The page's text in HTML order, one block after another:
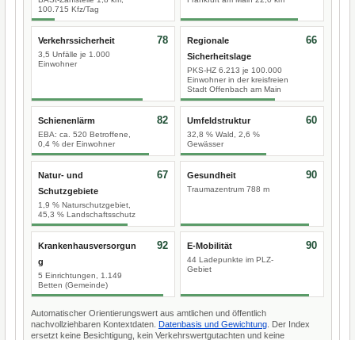
100.715 Kfz/Tag
Verkehrssicherheit
3,5 Unfälle je 1.000
Einwohner
78
Regionale
Sicherheitslage
PKS-HZ 6.213 je 100.000
Einwohner in der kreisfreien
Stadt Offenbach am Main
66
Schienenlärm
EBA: ca. 520 Betroffene,
0,4 % der Einwohner
82 Umfeldstruktur
32,8 % Wald, 2,6 %
Gewässer
60
Natur- und
Schutzgebiete
1,9 % Naturschutzgebiet,
45,3 % Landschaftsschutz
67 Gesundheit
Traumazentrum 788 m
90
Krankenhausversorgun
g
5 Einrichtungen, 1.149
Betten (Gemeinde)
92 E-Mobilität
44 Ladepunkte im PLZ-
Gebiet
90
Automatischer Orientierungswert aus amtlichen und öffentlich
nachvollziehbaren Kontextdaten. Datenbasis und Gewichtung . Der Index
ersetzt keine Besichtigung, kein Verkehrswertgutachten und keine